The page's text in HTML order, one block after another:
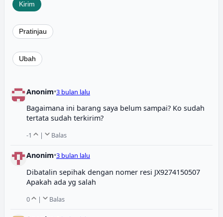
Anonim•3 bulan lalu
Bagaimana ini barang saya belum sampai? Ko sudah
tertata sudah terkirim?
-1 | Balas
Anonim•3 bulan lalu
Dibatalin sepihak dengan nomer resi JX9274150507
Apakah ada yg salah
0 | Balas